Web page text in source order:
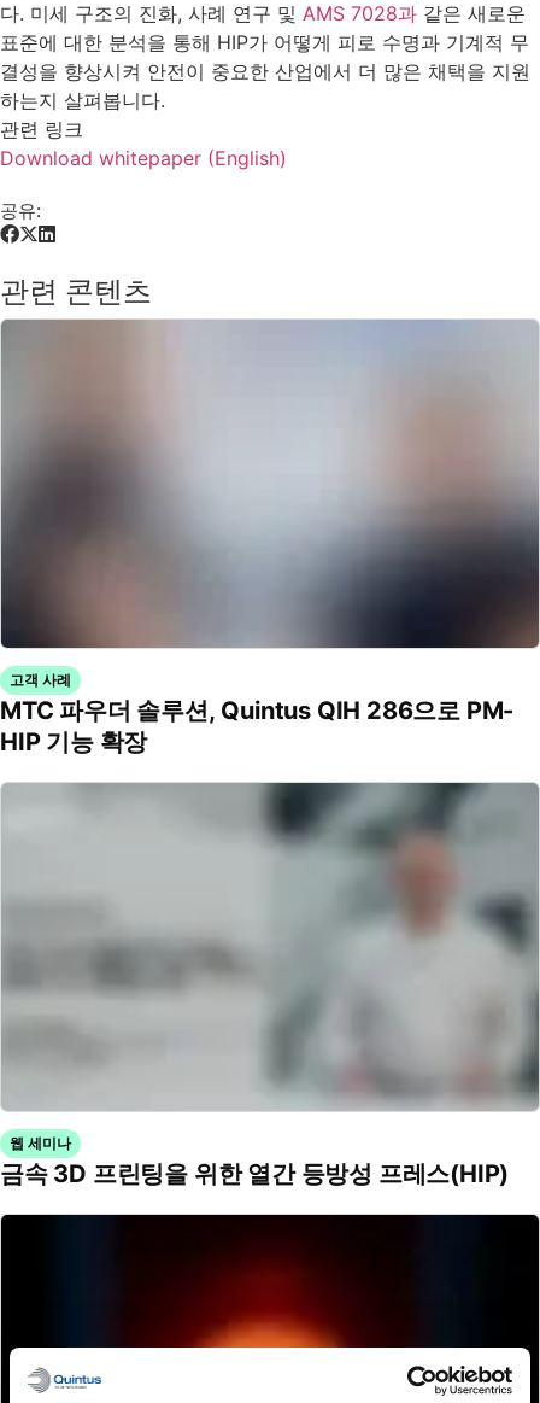
다. 미세 구조의 진화, 사례 연구 및 AMS 7028과 같은 새로운
표준에 대한 분석을 통해 HIP가 어떻게 피로 수명과 기계적 무
결성을 향상시켜 안전이 중요한 산업에서 더 많은 채택을 지원
하는지 살펴봅니다.
관련 링크
Download whitepaper (English)
공유:
관련 콘텐츠
고객 사례
MTC 파우더 솔루션, Quintus QIH 286으로 PM-
HIP 기능 확장
웹 세미나
금속 3D 프린팅을 위한 열간 등방성 프레스(HIP)